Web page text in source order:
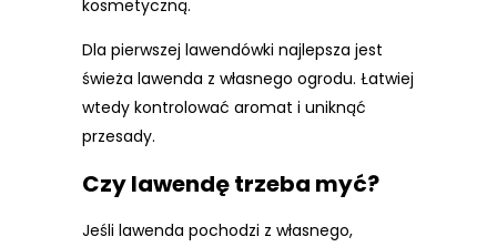
kosmetyczną.
Dla pierwszej lawendówki najlepsza jest
świeża lawenda z własnego ogrodu. Łatwiej
wtedy kontrolować aromat i uniknąć
przesady.
Czy lawendę trzeba myć?
Jeśli lawenda pochodzi z własnego,